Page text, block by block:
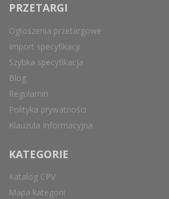
PRZETARGI
Ogłoszenia przetargowe
Import specyfikacji
Szybka specyfikacja
Blog
Regulamin
Polityka prywatności
Klauzula Informacyjna
KATEGORIE
Katalog CPV
Mapa kategorii